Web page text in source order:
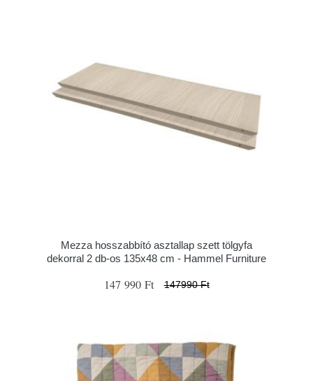
Mezza hosszabbító asztallap szett tölgyfa
dekorral 2 db-os 135x48 cm - Hammel Furniture
147 990 Ft 147990 Ft